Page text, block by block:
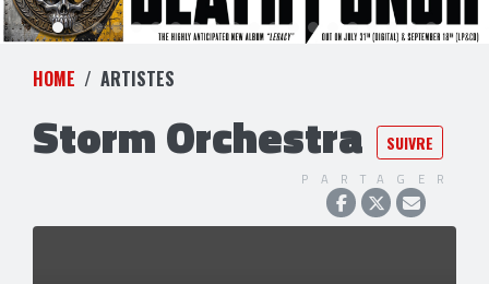
HOME ARTISTES
Storm Orchestra SUIVRE
PARTAGER